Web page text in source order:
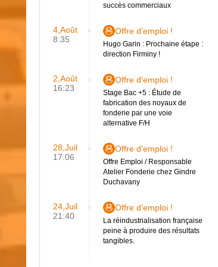
succès commerciaux
4,Août
8:35
Offre d'emploi !
Hugo Garin : Prochaine étape :
direction Firminy !
2,Août
16:23
Offre d'emploi !
Stage Bac +5 : Étude de
fabrication des noyaux de
fonderie par une voie
alternative F/H
28,Juil
17:06
Offre d'emploi !
Offre Emploi / Responsable
Atelier Fonderie chez Gindre
Duchavany
24,Juil
21:40
Offre d'emploi !
La réindustrialisation française
peine à produire des résultats
tangibles.